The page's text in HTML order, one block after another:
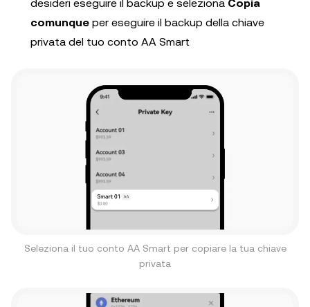
desideri eseguire il backup e seleziona Copia
comunque per eseguire il backup della chiave
privata del tuo conto AA Smart
Seleziona il tuo conto AA Smart per copiare la tua chiave
privata